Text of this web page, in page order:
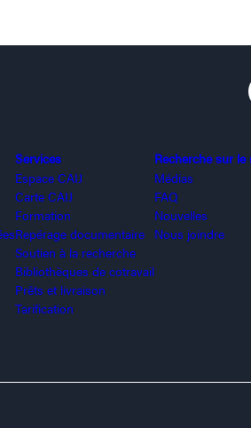
Services
Espace CAIJ
Carte CAIJ
Formation
Repérage documentaire
Soutien à la recherche
Bibliothèques de cotravail
Prêts et livraison
Tarification
Recherche sur
Médias
FAQ
Nouvelles
Nous joindre